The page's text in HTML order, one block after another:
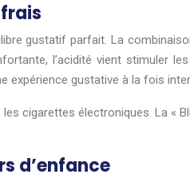
gustatif parfait. La
l’acidité vient stimuler
expérience gustative à la fois
cigarettes électroniques. La
d’enfance